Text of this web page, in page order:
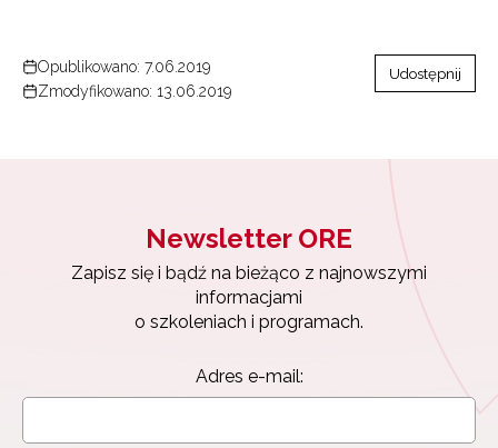
Opublikowano: 7.06.2019
Zmodyfikowano: 13.06.2019
Udostępnij
Newsletter ORE
Zapisz się i bądź na bieżąco z najnowszymi
informacjami
o szkoleniach i programach.
Adres e-mail:
Newsletter ORE
Zapisz się i bądź na bieżąco z najnowszymi